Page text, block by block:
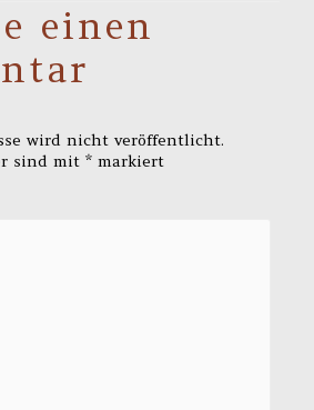
einen
wird nicht veröffentlicht.
sind mit* markiert